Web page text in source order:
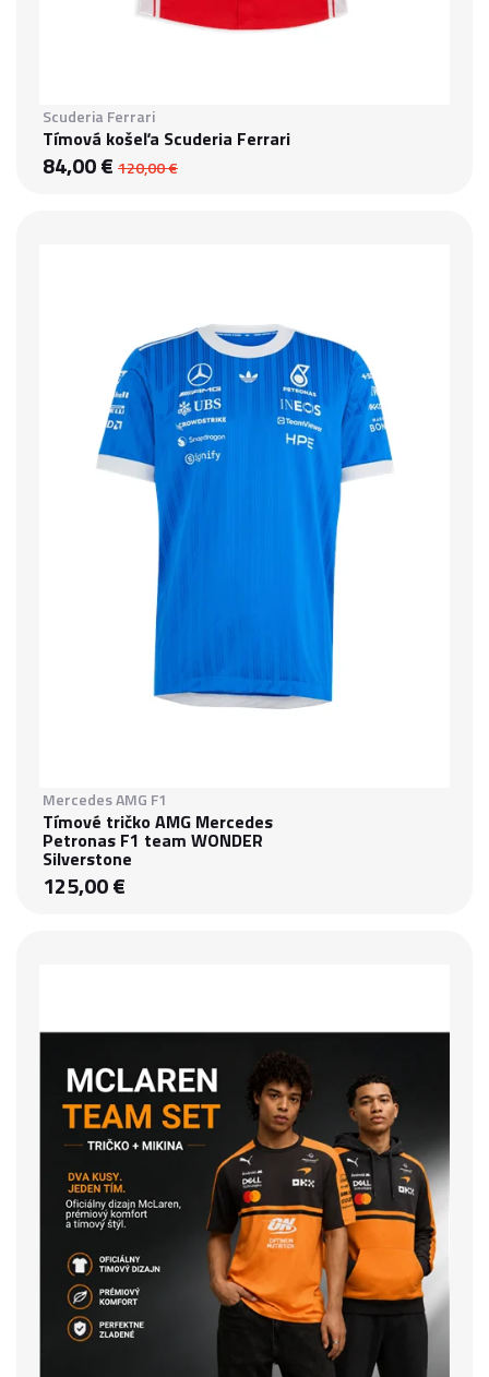
Scuderia Ferrari
Tímová košeľa Scuderia Ferrari
84,00 € 120,00 €
Mercedes AMG F1
Tímové tričko AMG Mercedes
Petronas F1 team WONDER
Silverstone
125,00 €